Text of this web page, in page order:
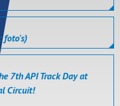
foto's)
7th API Track Day at
Circuit!